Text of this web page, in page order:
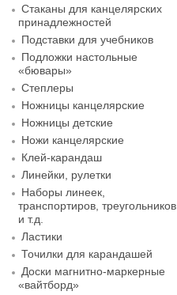
Стаканы для канцелярских
принадлежностей
Подставки для учебников
Подложки настольные
«бювары»
Степлеры
Ножницы канцелярские
Ножницы детские
Ножи канцелярские
Клей-карандаш
Линейки, рулетки
Наборы линеек,
транспортиров, треугольников
и т.д.
Ластики
Точилки для карандашей
Доски магнитно-маркерные
«вайтборд»